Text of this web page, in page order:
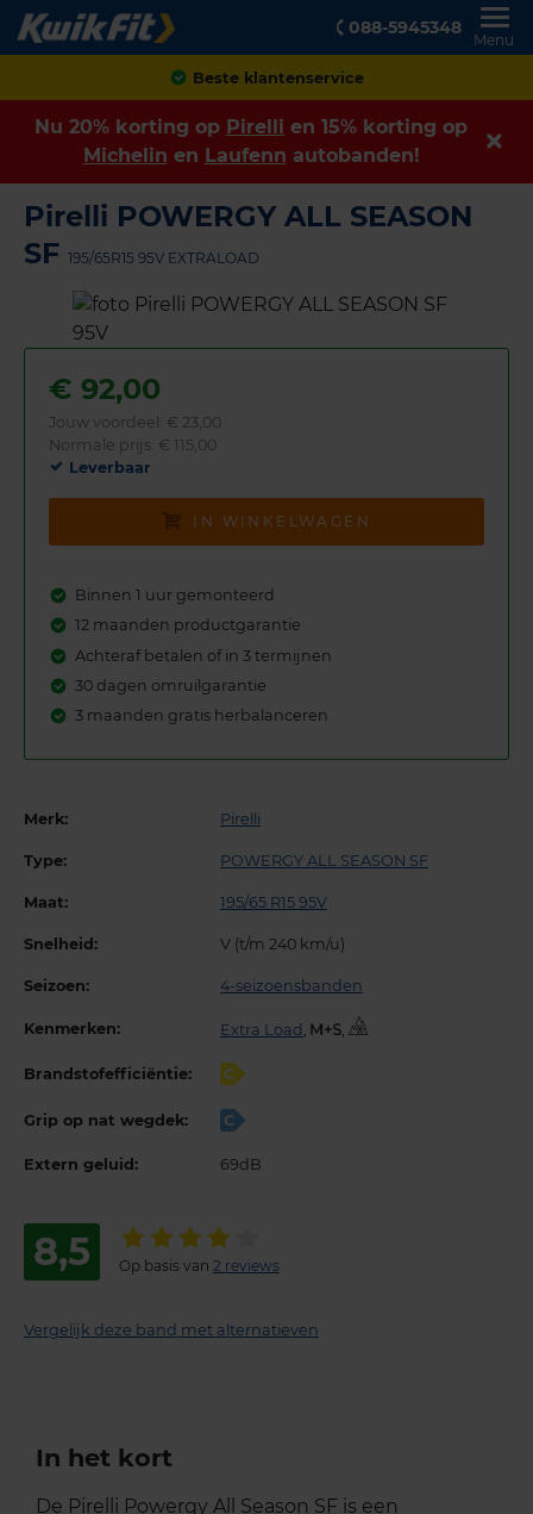
088-5945348
Menu
Achteraf betalen
Nu 20% korting op Pirelli en 15% korting op
Michelin en Laufenn autobanden!
Pirelli POWERGY ALL SEASON
SF 195/65R15 95V EXTRALOAD
€ 92,00
Jouw voordeel: € 23,00
Normale prijs: € 115,00
Leverbaar
IN WINKELWAGEN
Binnen 1 uur gemonteerd
12 maanden productgarantie
Achteraf betalen of in 3 termijnen
30 dagen omruilgarantie
3 maanden gratis herbalanceren
Merk: Pirelli
Type: POWERGY ALL SEASON SF
Maat: 195/65 R15 95V
Snelheid: V (t/m 240 km/u)
Seizoen: 4-seizoensbanden
Kenmerken: Extra Load ,
Brandstofefficiëntie: C
Grip op nat wegdek: C
Extern geluid: 69dB
8,5 Op basis van 2 reviews
Vergelijk deze band met alternatieven
In het kort
De Pirelli Powergy All Season SF is een